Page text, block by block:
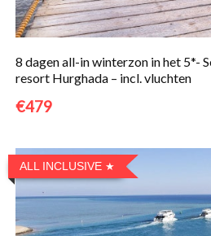
8 dagen all-in winterzon in het 5*-
resort Hurghada – incl. vluchten
€479
ALL INCLUSIVE